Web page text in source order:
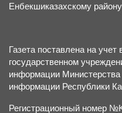
Енбекшиказахскому
Газета поставлена на учет
государственном
информации Министерства
информации Республики
Регистрационный номер